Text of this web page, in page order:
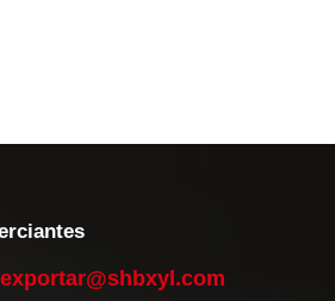
exportar@shbxyl.com